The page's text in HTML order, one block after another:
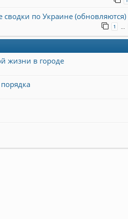
сводки по Украине (обновляются)
1 …
жизни в городе